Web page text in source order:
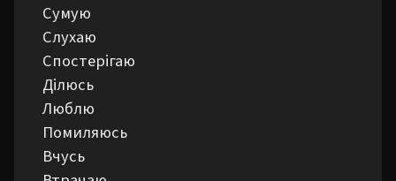
Сумую
Слухаю
Спостерігаю
Ділюсь
Люблю
Помиляюсь
Вчусь